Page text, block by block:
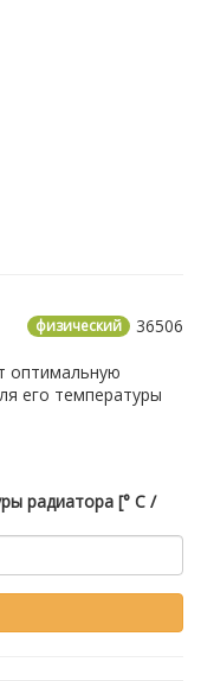
36506
физический
оптимальную
его температуры
радиатора [° C /